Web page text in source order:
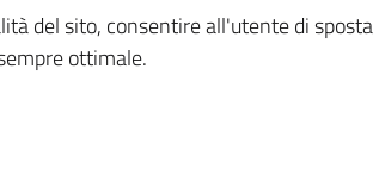
del sito, consentire all'utente di
ottimale.